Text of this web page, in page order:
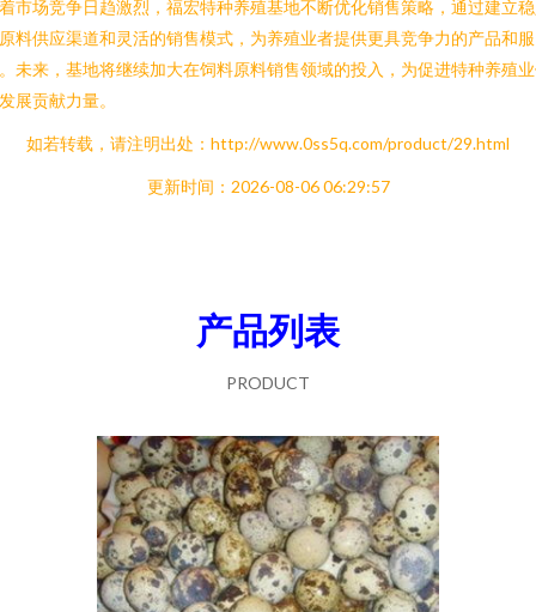
市场竞争日趋激烈，福宏特种养殖基地不断优化销售策略，通过建立
料供应渠道和灵活的销售模式，为养殖业者提供更具竞争力的产品和服
未来，基地将继续加大在饲料原料销售领域的投入，为促进特种养殖
展贡献力量。
如若转载，请注明出处：http://www.0ss5q.com/product/29.html
更新时间：2026-08-06 06:29:57
产品列表
PRODUCT